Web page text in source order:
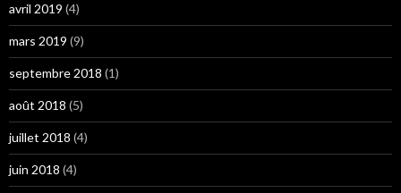
avril 2019 (4)
mars 2019 (9)
septembre 2018 (1)
août 2018 (5)
juillet 2018 (4)
juin 2018 (4)